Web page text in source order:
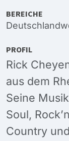
BEREICHE
PROFIL
Rick
aus dem
Seine
Soul,
Country